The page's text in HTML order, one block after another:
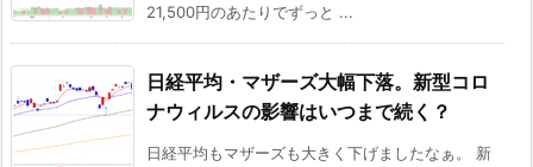
21,500円のあたりでずっと ...
日経平均・マザーズ大幅下落。新型コロ
ナウィルスの影響はいつまで続く？
日経平均もマザーズも大きく下げましたなぁ。 新